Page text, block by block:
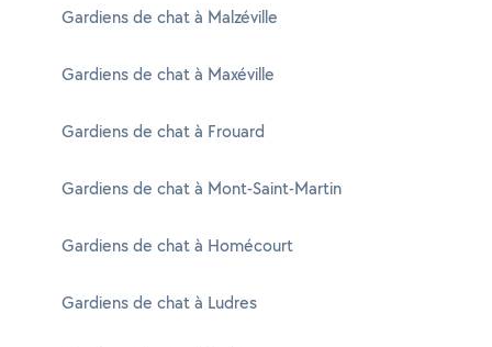
Gardiens de chat à Malzéville
Gardiens de chat à Maxéville
Gardiens de chat à Frouard
Gardiens de chat à Mont-Saint-Martin
Gardiens de chat à Homécourt
Gardiens de chat à Ludres